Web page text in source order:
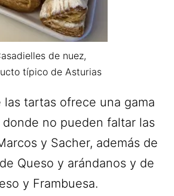
de nuez,
típico de Asturias
las tartas ofrece una gama
donde no pueden faltar las
y Sacher, además de
Queso y arándanos y de
y Frambuesa.